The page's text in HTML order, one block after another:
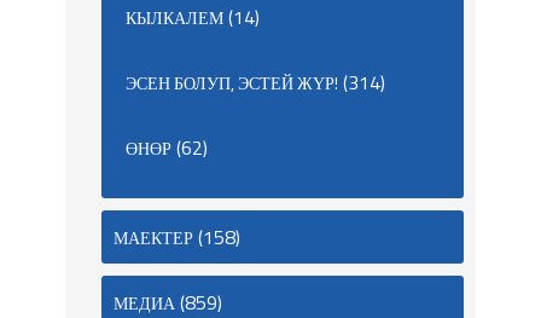
КЫЛКАЛЕМ(14)
ЭСЕН БОЛУП, ЭСТЕЙ ЖҮР! (314)
ӨНӨР(62)
МАЕКТЕР(158)
МЕДИА(859)